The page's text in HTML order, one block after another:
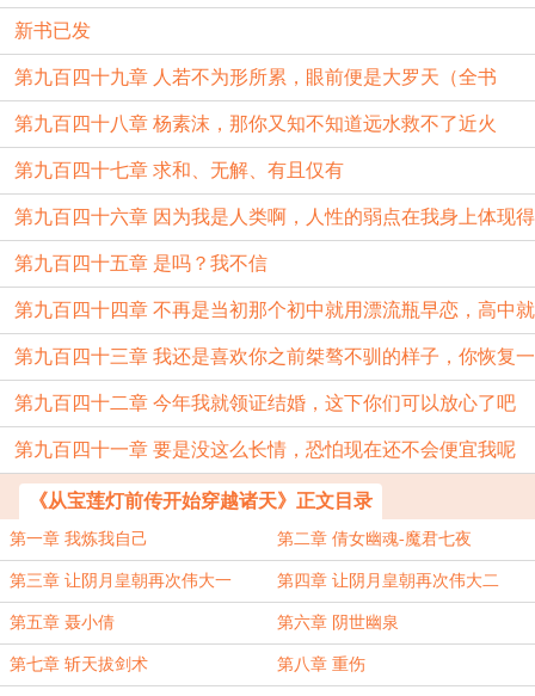
新书已发
第九百四十九章 人若不为形所累，眼前便是大罗天（全书
完）
第九百四十八章 杨素沫，那你又知不知道远水救不了近火
第九百四十七章 求和、无解、有且仅有
第九百四十六章 因为我是人类啊，人性的弱点在我身上体现得
淋漓尽致
第九百四十五章 是吗？我不信
第九百四十四章 不再是当初那个初中就用漂流瓶早恋，高中就
暗恋的许红豆了
第九百四十三章 我还是喜欢你之前桀骜不驯的样子，你恢复一
下第九百四十二章 今年我就领证结婚，这下你们可以放心了吧
第九百四十一章 要是没这么长情，恐怕现在还不会便宜我呢
《从宝莲灯前传开始穿越诸天》正文目录
第一章 我炼我自己 第二章 倩女幽魂-魔君七夜
第三章 让阴月皇朝再次伟大一 第四章 让阴月皇朝再次伟大二
第五章 聂小倩 第六章 阴世幽泉
第七章 斩天拔剑术 第八章 重伤